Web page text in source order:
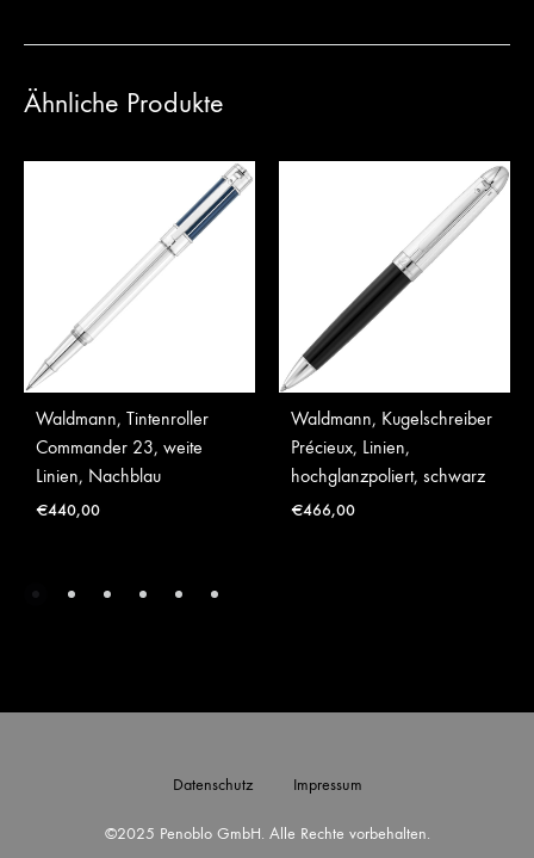
Ähnliche Produkte
Waldmann, Tintenroller
Commander 23, weite
Linien, Nachblau
€440,00
Waldmann, Kugelschreiber
Précieux, Linien,
hochglanzpoliert, schwarz
€466,00
©2025 Penoblo GmbH. Alle Rechte vorbehalten.
Datenschutz Impressum